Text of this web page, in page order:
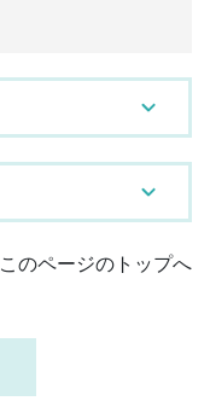
このページのトップへ